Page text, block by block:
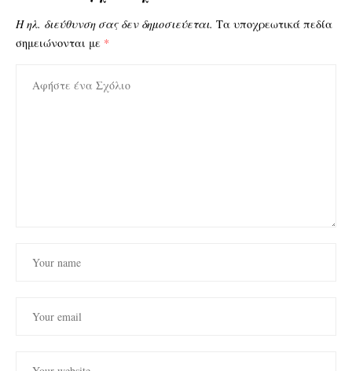
Η ηλ. διεύθυνση σας δεν δημοσιεύεται. Τα υποχρεωτικά πεδία
σημειώνονται με *